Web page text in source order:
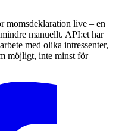
momsdeklaration live – en
manuellt. API:et har
med olika intressenter,
möjligt, inte minst för